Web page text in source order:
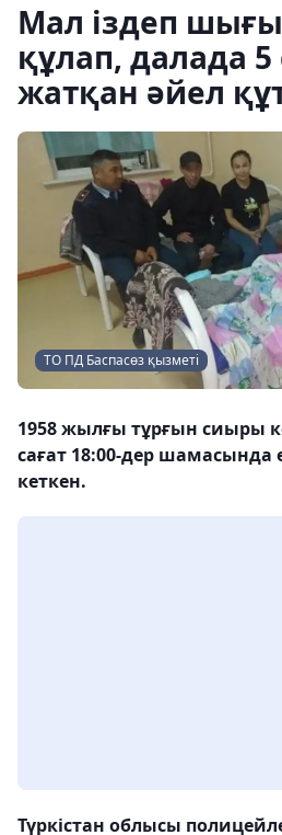
Мал іздеп
құлап, далада 5
жатқан әйел
ТО ПД Баспасөз қызметі
1958 жылғы тұрғын сиыры
сағат 18:00-дер шамасында
кеткен.
Түркістан облысы